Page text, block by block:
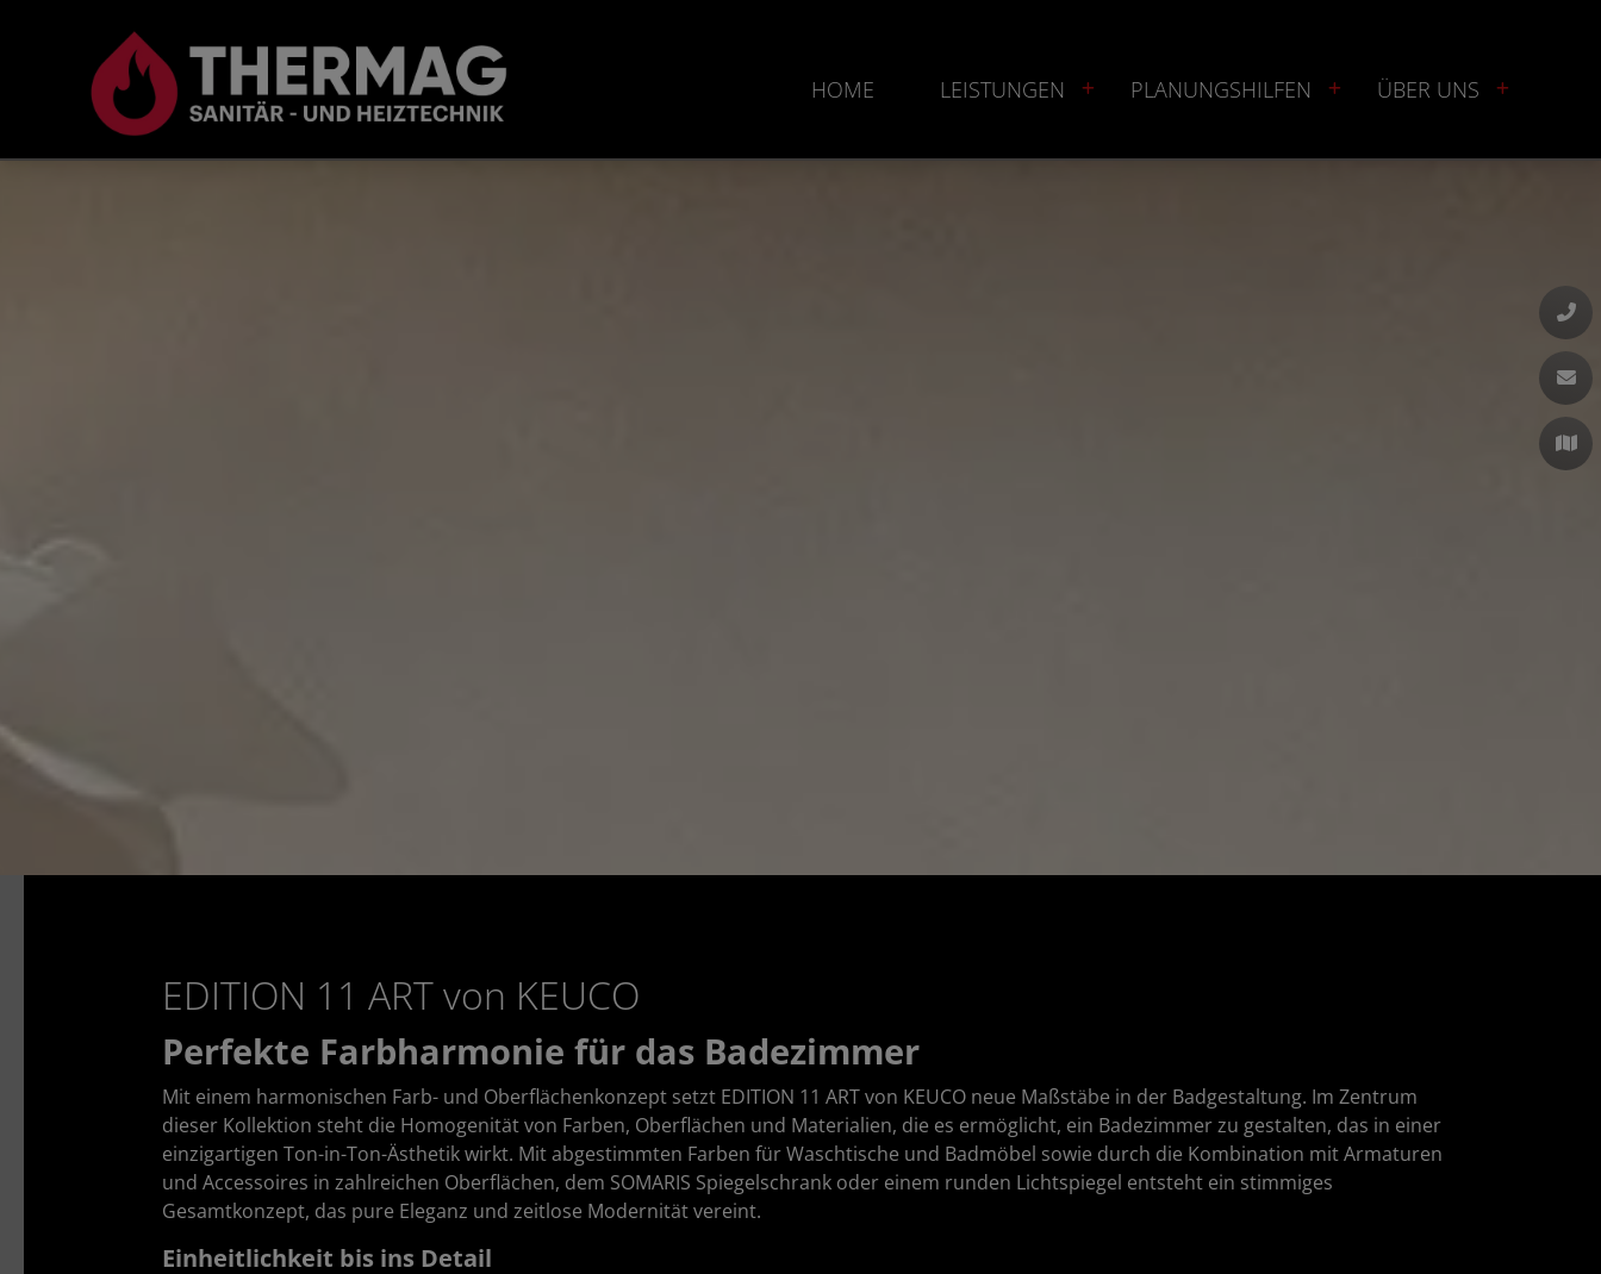
HOME LEISTUNGEN PLANUNGSHILFEN ÜBER UNS
EDITION 11 ART von KEUCO
Perfekte Farbharmonie für das Badezimmer
Mit einem harmonischen Farb- und Oberflächenkonzept setzt EDITION 11 ART von KEUCO neue Maßstäbe in der Badgestaltung. Im Zentrum
dieser Kollektion steht die Homogenität von Farben, Oberflächen und Materialien, die es ermöglicht, ein Badezimmer zu gestalten, das in einer
einzigartigen Ton-in-Ton-Ästhetik wirkt. Mit abgestimmten Farben für Waschtische und Badmöbel sowie durch die Kombination mit Armaturen
und Accessoires in zahlreichen Oberflächen, dem SOMARIS Spiegelschrank oder einem runden Lichtspiegel entsteht ein stimmiges
Gesamtkonzept, das pure Eleganz und zeitlose Modernität vereint.
Einheitlichkeit bis ins Detail